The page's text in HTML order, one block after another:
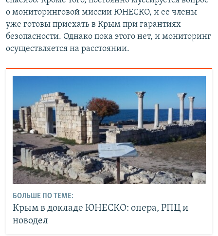
о мониторинговой миссии ЮНЕСКО, и ее члены
уже готовы приехать в Крым при гарантиях
безопасности. Однако пока этого нет, и мониторинг
осуществляется на расстоянии.
БОЛЬШЕ ПО ТЕМЕ:
Крым в докладе ЮНЕСКО: опера, РПЦ и
новодел